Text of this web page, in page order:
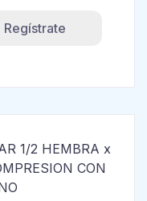
Regístrate
1/2 HEMBRA x
CON